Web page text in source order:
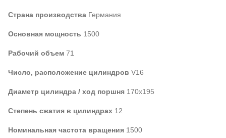
Страна производства Германия
Основная мощность 1500
Рабочий объем 71
Число, расположение цилиндров V16
Диаметр цилиндра / ход поршня 170х195
Степень сжатия в цилиндрах 12
Номинальная частота вращения 1500